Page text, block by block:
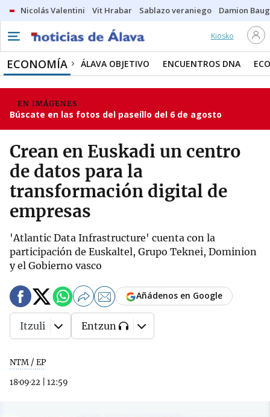
Nicolás Valentini Vit Hrabar Sablazo veraniego Damion
Kiosko
ECONOMÍA ÁLAVA OBJETIVO ENCUENTROS DNA
EN IMÁGENES
Búscate en las fotos del paseíllo del 6 de agosto
Crean en Euskadi un centro
de datos para la
transformación digital de
empresas
'Atlantic Data Infrastructure' cuenta con la
participación de Euskaltel, Grupo Teknei, Dominion
y el Gobierno vasco
NTM / EP
18·09·22
12:59
Añádenos en Google
Itzuli Entzun